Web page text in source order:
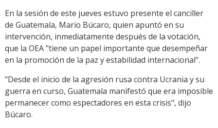
En la sesión de este jueves estuvo presente el canciller
de Guatemala, Mario Búcaro, quien apuntó en su
intervención, inmediatamente después de la votación,
que la OEA "tiene un papel importante que desempeñar
en la promoción de la paz y estabilidad internacional".
"Desde el inicio de la agresión rusa contra Ucrania y su
guerra en curso, Guatemala manifestó que era imposible
permanecer como espectadores en esta crisis", dijo
Búcaro.